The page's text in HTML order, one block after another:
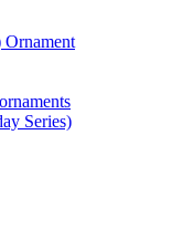
Series)